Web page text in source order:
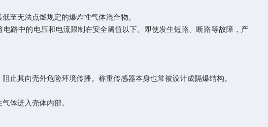
无法点燃规定的爆炸性气体混合物。
中的电压和电流限制在安全阈值以下。即使发生短路、断路等故障，产
其向壳外危险环境传播。称重传感器本身也常被设计成隔爆结构。
体进入壳体内部。